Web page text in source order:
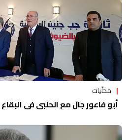
محلّيات
أبو فاعور جالَ مع الحلبي في